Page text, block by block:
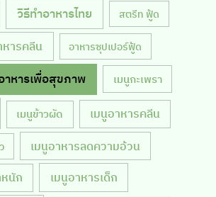
วิธีทำอาหารไทย สตรีท ฟู้ด
หารคลีน อาหารซุปเปอร์ฟู้ด
าหารเพื่อสุขภาพ เมนูกะเพรา
เมนูข้าวผัด เมนูอาหารคลีน
เมนูอาหารลดความอ้วน
หนัก เมนูอาหารเด็ก